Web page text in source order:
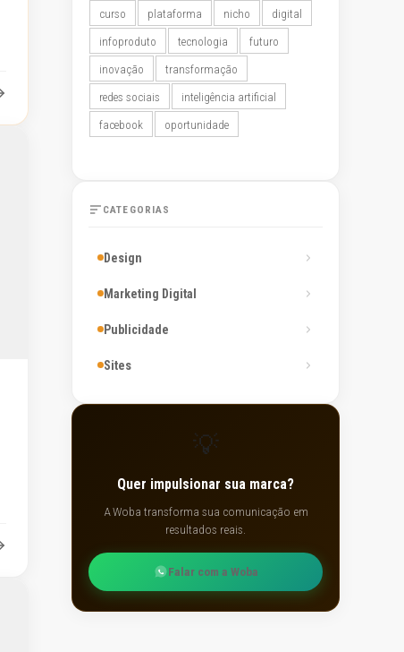
curso plataforma nicho digital
infoproduto tecnologia futuro
inovação transformação
redes sociais inteligência artificial
facebook oportunidade
CATEGORIAS
Design
Marketing Digital
Publicidade
Sites
💡
Quer impulsionar sua marca?
A Woba transforma sua comunicação em
resultados reais.
Falar com a Woba